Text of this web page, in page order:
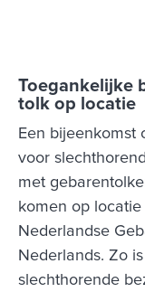
Toegankelijke
tolk op locatie
Een bijeenkomst
voor
met
komen op
Nederlandse
Nederlands. Zo
slechthorende